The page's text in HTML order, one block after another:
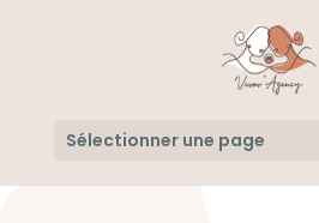
Sélectionner une page